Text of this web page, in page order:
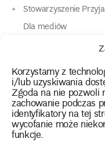
Korzystamy z
i/lub uzyskiwania
Zgoda na nie pozwoli
zachowanie podczas
identyfikatory na tej
wycofanie może
funkcje.
Stowarzyszenie
Dla mediów
Dla osób o
Kontakt
instagram
twitterfacebook
Polityka prywatności